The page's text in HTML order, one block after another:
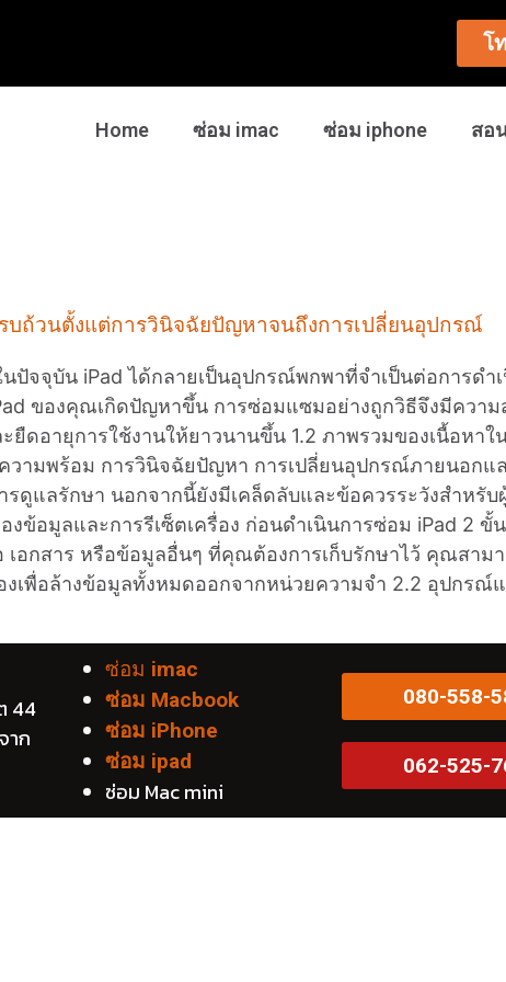
โ
Home ซ่อม imac ซ่อม iphone สอ
บถ้วนตั้งแต่การวินิจฉัยปัญหาจนถึงการเปลี่ยนอุปกรณ์
ปัจจุบัน iPad ได้กลายเป็นอุปกรณ์พกพาที่จำเป็นต่อการดำ
ของคุณเกิดปัญหาขึ้น การซ่อมแซมอย่างถูกวิธีจึงมีควา
ยืดอายุการใช้งานให้ยาวนานขึ้น 1.2 ภาพรวมของเนื้อห
วามพร้อม การวินิจฉัยปัญหา การเปลี่ยนอุปกรณ์ภายนอกแ
ดูแลรักษา นอกจากนี้ยังมีเคล็ดลับและข้อควรระวังสำหรับ
งข้อมูลและการรีเซ็ตเครื่อง ก่อนดำเนินการซ่อม iPad 2
เอกสาร หรือข้อมูลอื่นๆ ที่คุณต้องการเก็บรักษาไว้ คุณสา
เพื่อล้างข้อมูลทั้งหมดออกจากหน่วยความจำ 2.2 อุปกรณ์
44
าก
ซ่อม imac
ซ่อม Macbook
ซ่อม iPhone
ซ่อม ipad
ซ่อม Mac mini
080-558-
062-525-